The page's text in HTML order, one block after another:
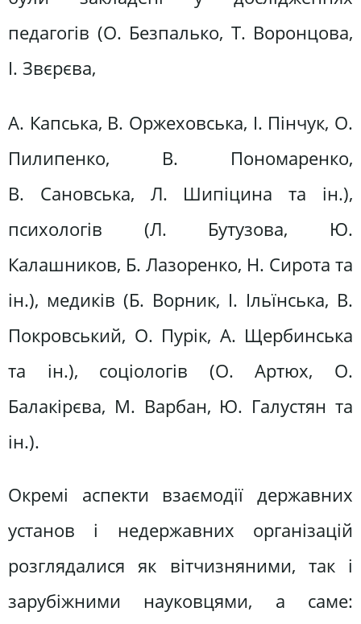
педагогів (О. Безпалько, Т. Воронцова,
І. Звєрєва,
А. Капська, В. Оржеховська, І. Пінчук, О.
Пилипенко, В. Пономаренко,
В. Сановська, Л. Шипіцина та ін.),
психологів (Л. Бутузова, Ю.
Калашников, Б. Лазоренко, Н. Сирота та
ін.), медиків (Б. Ворник, І. Ільїнська, В.
Покровський, О. Пурік, А. Щербинська
та ін.), соціологів (О. Артюх, О.
Балакірєва, М. Варбан, Ю. Галустян та
ін.).
Окремі аспекти взаємодії державних
установ і недержавних організацій
розглядалися як вітчизняними, так і
зарубіжними науковцями, а саме: